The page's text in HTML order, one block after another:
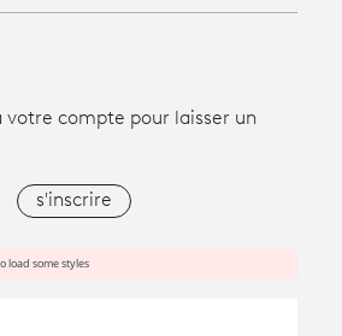
votre compte pour laisser un
s'inscrire